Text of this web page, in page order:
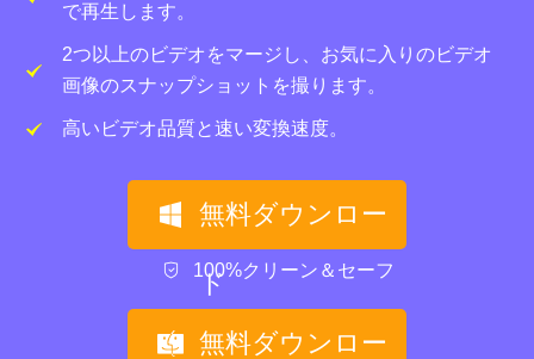
で再生します。
2つ以上のビデオをマージし、お気に入りのビデオ
画像のスナップショットを撮ります。
高いビデオ品質と速い変換速度。
無料ダウンロー
ド
100%クリーン＆セーフ
無料ダウンロー